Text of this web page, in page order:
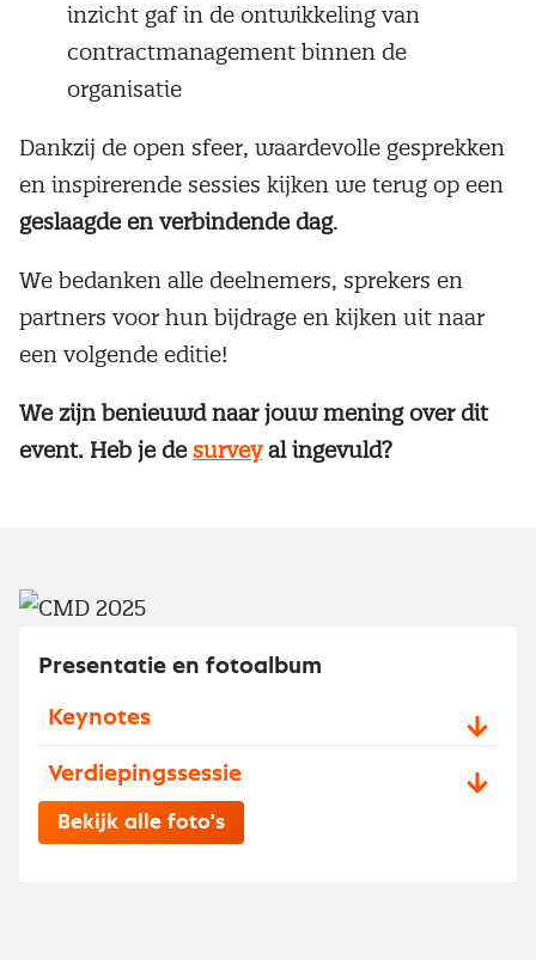
inzicht gaf in de ontwikkeling van
contractmanagement binnen de
organisatie
Dankzij de open sfeer, waardevolle gesprekken
en inspirerende sessies kijken we terug op een
geslaagde en verbindende dag.
We bedanken alle deelnemers, sprekers en
partners voor hun bijdrage en kijken uit naar
een volgende editie!
We zijn benieuwd naar jouw mening over dit
event. Heb je de surveyal ingevuld?
Presentatie en fotoalbum
Keynotes
Verdiepingssessie
Bekijk alle foto's